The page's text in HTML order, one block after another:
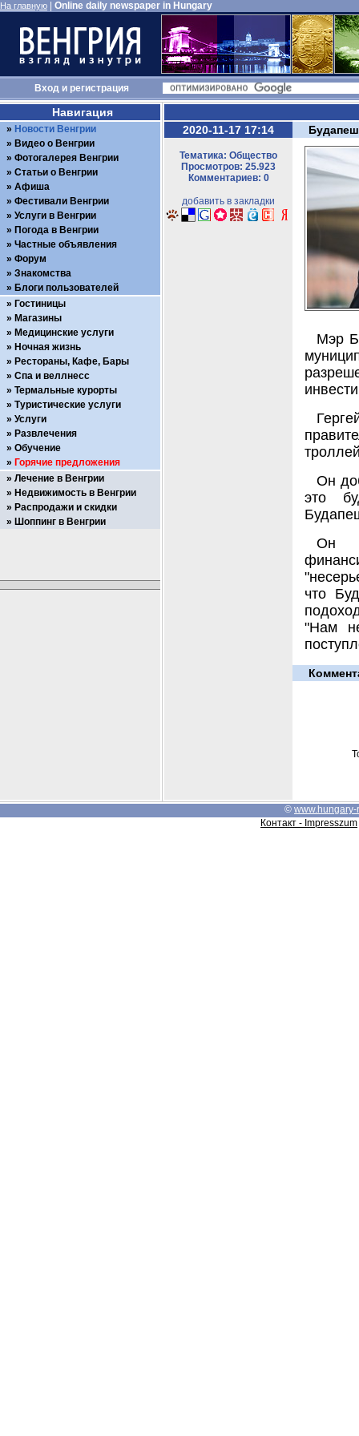
На главную Online daily newspaper in Hungary
Входи регистрация
2020-11-17 17:14
Тематика: Общество
Просмотров: 25.923
Комментариев: 0
добавить в закладки
Мэр
Он
это
Он
что
"Нам
Навигация
Новости Венгрии
Видео о Венгрии
Фотогалерея Венгрии
Статьи о Венгрии
Афиша
Фестивали Венгрии
Услуги в Венгрии
Погода в Венгрии
Частные объявления
Форум
Знакомства
Блоги пользователей
Гостиницы
Магазины
Медицинские услуги
Ночная жизнь
Рестораны, Кафе, Бары
Спа и веллнесс
Термальные курорты
Туристические услуги
Услуги
Развлечения
Обучение
Горячие предложения
Лечение в Венгрии
Недвижимость в Венгрии
Распродажи и скидки
Шоппинг в Венгрии
© www.hungary-
Контакт - Impresszum